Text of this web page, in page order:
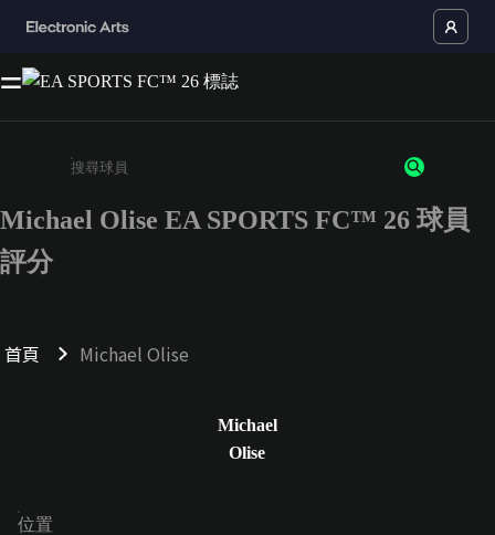
請輸入至少 3 個字元或數字
Michael Olise EA SPORTS FC™ 26 球員
評分
首頁 Michael Olise
Michael
Olise
位置